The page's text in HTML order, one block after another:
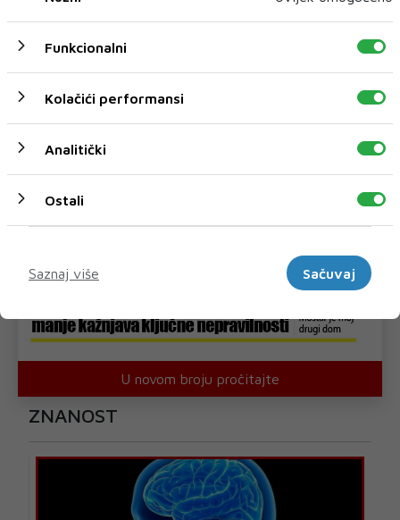
U novom broju pročitajte
ZNANOST
Funkcionalni
Kolačići performansi
Analitički
Ostali
Saznaj više
Sačuvaj